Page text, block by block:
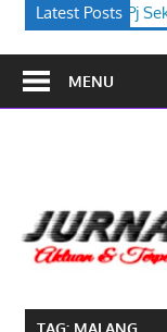
Latest Posts
Raya Buka
MENU
TAG: MALANG